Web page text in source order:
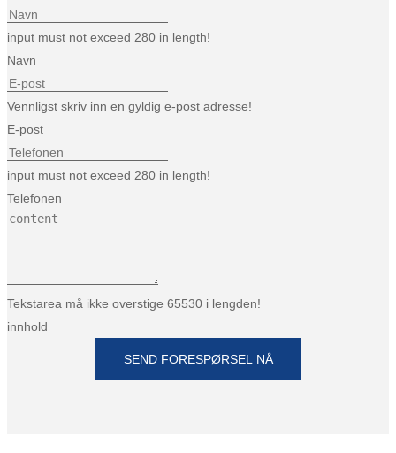
input must not exceed 280 in length!
Navn
Vennligst skriv inn en gyldig e-post adresse!
E-post
input must not exceed 280 in length!
Telefonen
Tekstarea må ikke overstige 65530 i lengden!
innhold
SEND FORESPØRSEL NÅ